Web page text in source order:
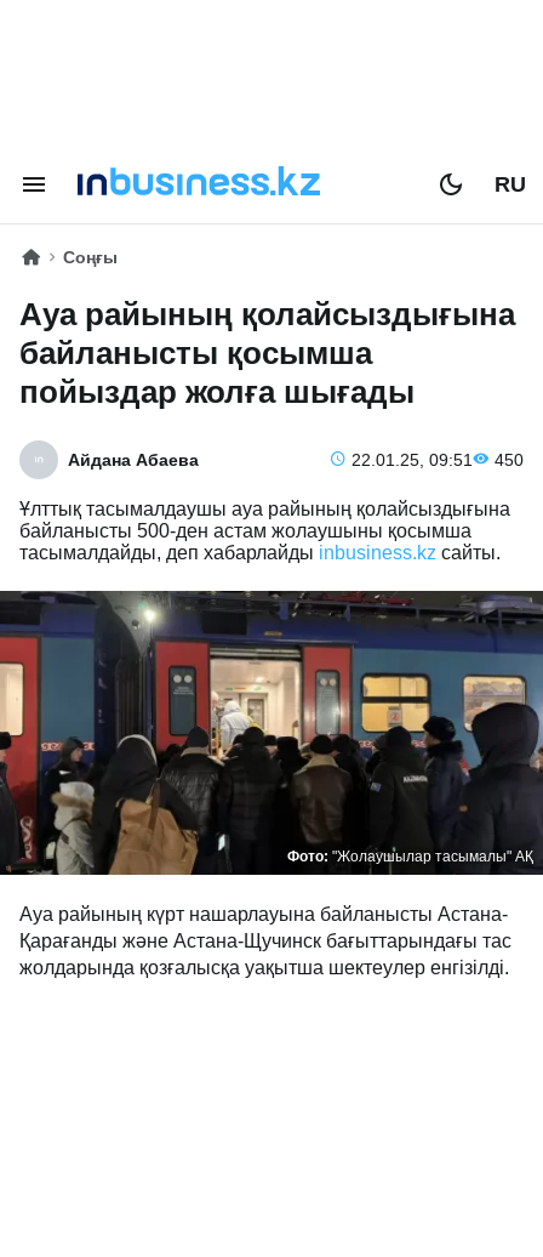
RU
Соңғы
Ауа райының қолайсыздығына
байланысты қосымша
пойыздар жолға шығады
Айдана Абаева 22.01.25, 09:51 450
Ұлттық тасымалдаушы ауа райының қолайсыздығына
байланысты 500-ден астам жолаушыны қосымша
тасымалдайды, деп хабарлайды inbusiness.kz сайты.
Фото: "Жолаушылар тасымалы" АҚ
Ауа райының күрт нашарлауына байланысты Астана-
Қарағанды және Астана-Щучинск бағыттарындағы тас
жолдарында қозғалысқа уақытша шектеулер енгізілді.